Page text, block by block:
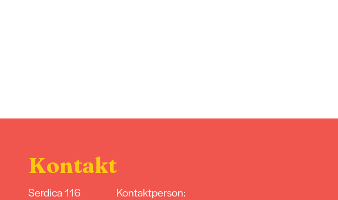
Kontakt
Serdica 116
Kontaktperson: